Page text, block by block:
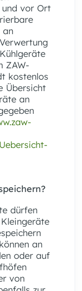
vor Ort
an
ZAW-
kostenlos
Übersicht
an
dürfen
an
oder auf
von